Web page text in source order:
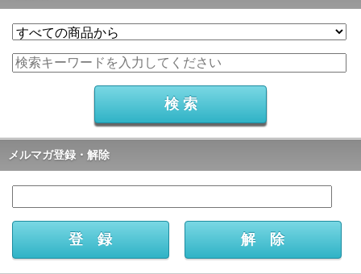
メルマガ登録・解除